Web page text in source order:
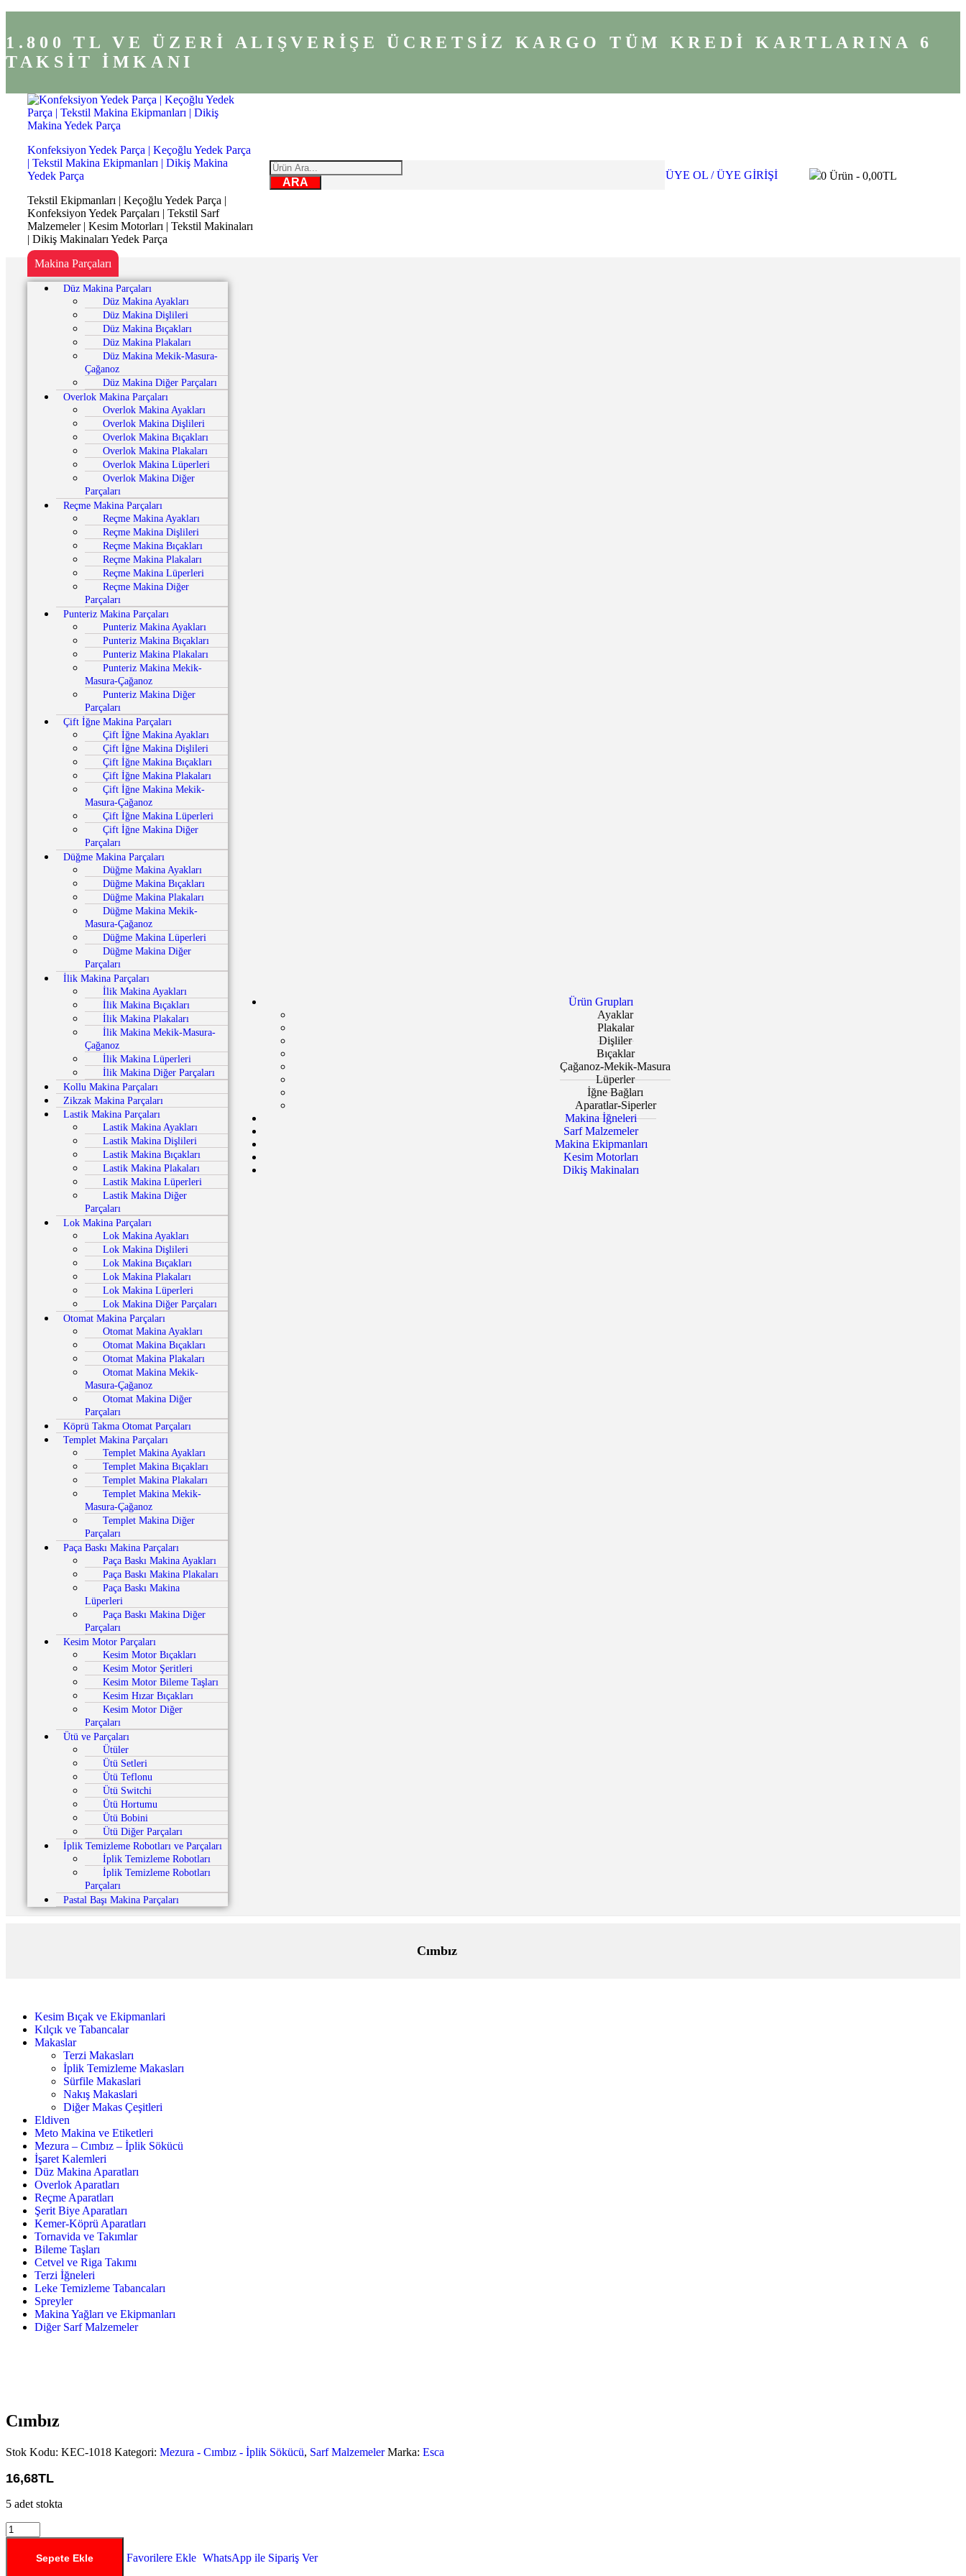
1.800 TL VE ÜZERİ ALIŞVERİŞE ÜCRETSİZ KARGO
TÜM KREDİ KARTLARINA 6
TAKSİT İMKANI
Konfeksiyon Yedek Parça | Keçoğlu Yedek Parça
| Tekstil Makina Ekipmanları | Dikiş Makina
Yedek Parça
Tekstil Ekipmanları | Keçoğlu Yedek Parça |
Konfeksiyon Yedek Parçaları | Tekstil Sarf
Malzemeler | Kesim Motorları | Tekstil Makinaları
| Dikiş Makinaları Yedek Parça
ARA
ÜYE OL / ÜYE GİRİŞİ 0Ürün - 0,00TL
Makina Parçaları
Düz Makina Parçaları
Düz Makina Ayakları
Düz Makina Dişlileri
Düz Makina Bıçakları
Düz Makina Plakaları
Düz Makina Mekik-Masura-
Çağanoz
Düz Makina Diğer Parçaları
Overlok Makina Parçaları
Overlok Makina Ayakları
Overlok Makina Dişlileri
Overlok Makina Bıçakları
Overlok Makina Plakaları
Overlok Makina Lüperleri
Overlok Makina Diğer
Parçaları
Reçme Makina Parçaları
Reçme Makina Ayakları
Reçme Makina Dişlileri
Reçme Makina Bıçakları
Reçme Makina Plakaları
Reçme Makina Lüperleri
Reçme Makina Diğer
Parçaları
Punteriz Makina Parçaları
Punteriz Makina Ayakları
Punteriz Makina Bıçakları
Punteriz Makina Plakaları
Punteriz Makina Mekik-
Masura-Çağanoz
Punteriz Makina Diğer
Parçaları
Çift İğne Makina Parçaları
Çift İğne Makina Ayakları
Çift İğne Makina Dişlileri
Çift İğne Makina Bıçakları
Çift İğne Makina Plakaları
Çift İğne Makina Mekik-
Masura-Çağanoz
Çift İğne Makina Lüperleri
Çift İğne Makina Diğer
Parçaları
Düğme Makina Parçaları
Düğme Makina Ayakları
Düğme Makina Bıçakları
Düğme Makina Plakaları
Düğme Makina Mekik-
Masura-Çağanoz
Düğme Makina Lüperleri
Düğme Makina Diğer
Parçaları
İlik Makina Parçaları
İlik Makina Ayakları
İlik Makina Bıçakları
İlik Makina Plakaları
İlik Makina Mekik-Masura-
Çağanoz
İlik Makina Lüperleri
İlik Makina Diğer Parçaları
Kollu Makina Parçaları
Zikzak Makina Parçaları
Lastik Makina Parçaları
Lastik Makina Ayakları
Lastik Makina Dişlileri
Lastik Makina Bıçakları
Lastik Makina Plakaları
Lastik Makina Lüperleri
Lastik Makina Diğer
Parçaları
Lok Makina Parçaları
Lok Makina Ayakları
Lok Makina Dişlileri
Lok Makina Bıçakları
Lok Makina Plakaları
Lok Makina Lüperleri
Lok Makina Diğer Parçaları
Otomat Makina Parçaları
Otomat Makina Ayakları
Otomat Makina Bıçakları
Otomat Makina Plakaları
Otomat Makina Mekik-
Masura-Çağanoz
Otomat Makina Diğer
Parçaları
Köprü Takma Otomat Parçaları
Templet Makina Parçaları
Templet Makina Ayakları
Templet Makina Bıçakları
Templet Makina Plakaları
Templet Makina Mekik-
Masura-Çağanoz
Templet Makina Diğer
Parçaları
Paça Baskı Makina Parçaları
Paça Baskı Makina Ayakları
Paça Baskı Makina Plakaları
Paça Baskı Makina
Lüperleri
Paça Baskı Makina Diğer
Parçaları
Kesim Motor Parçaları
Kesim Motor Bıçakları
Kesim Motor Şeritleri
Kesim Motor Bileme Taşları
Kesim Hızar Bıçakları
Kesim Motor Diğer
Parçaları
Ütü ve Parçaları
Ütüler
Ütü Setleri
Ütü Teflonu
Ütü Switchi
Ütü Hortumu
Ütü Bobini
Ütü Diğer Parçaları
İplik Temizleme Robotları ve Parçaları
İplik Temizleme Robotları
İplik Temizleme Robotları
Parçaları
Pastal Başı Makina Parçaları
Ürün Grupları
Ayaklar
Plakalar
Dişliler
Bıçaklar
Çağanoz-Mekik-Masura
Lüperler
İğne Bağları
Aparatlar-Siperler
Makina İğneleri
Sarf Malzemeler
Makina Ekipmanları
Kesim Motorları
Dikiş Makinaları
Cımbız
Kesim Bıçak ve Ekipmanlari
Kılçık ve Tabancalar
Makaslar
Terzi Makasları
İplik Temizleme Makasları
Sürfile Makaslari
Nakış Makaslari
Diğer Makas Çeşitleri
Eldiven
Meto Makina ve Etiketleri
Mezura – Cımbız – İplik Sökücü
İşaret Kalemleri
Düz Makina Aparatları
Overlok Aparatları
Reçme Aparatları
Şerit Biye Aparatları
Kemer-Köprü Aparatları
Tornavida ve Takımlar
Bileme Taşları
Cetvel ve Riga Takımı
Terzi İğneleri
Leke Temizleme Tabancaları
Spreyler
Makina Yağları ve Ekipmanları
Diğer Sarf Malzemeler
Cımbız
Stok Kodu: KEC-1018 Kategori: Mezura - Cımbız - İplik Sökücü, Sarf Malzemeler Marka: Esca
16,68TL
5 adet stokta
Sepete Ekle Favorilere Ekle WhatsApp ile Sipariş Ver